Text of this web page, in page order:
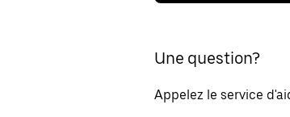
Une question?
Appelez le service